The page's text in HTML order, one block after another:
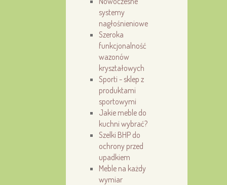
systemy
nagłośnieniowe
Szeroka
funkcjonalność
wazonów
kryształowych
Sporti - sklep z
produktami
sportowymi
Jakie meble do
kuchni wybrać?
Szelki BHP do
ochrony przed
upadkiem
Meble na każdy
wymiar